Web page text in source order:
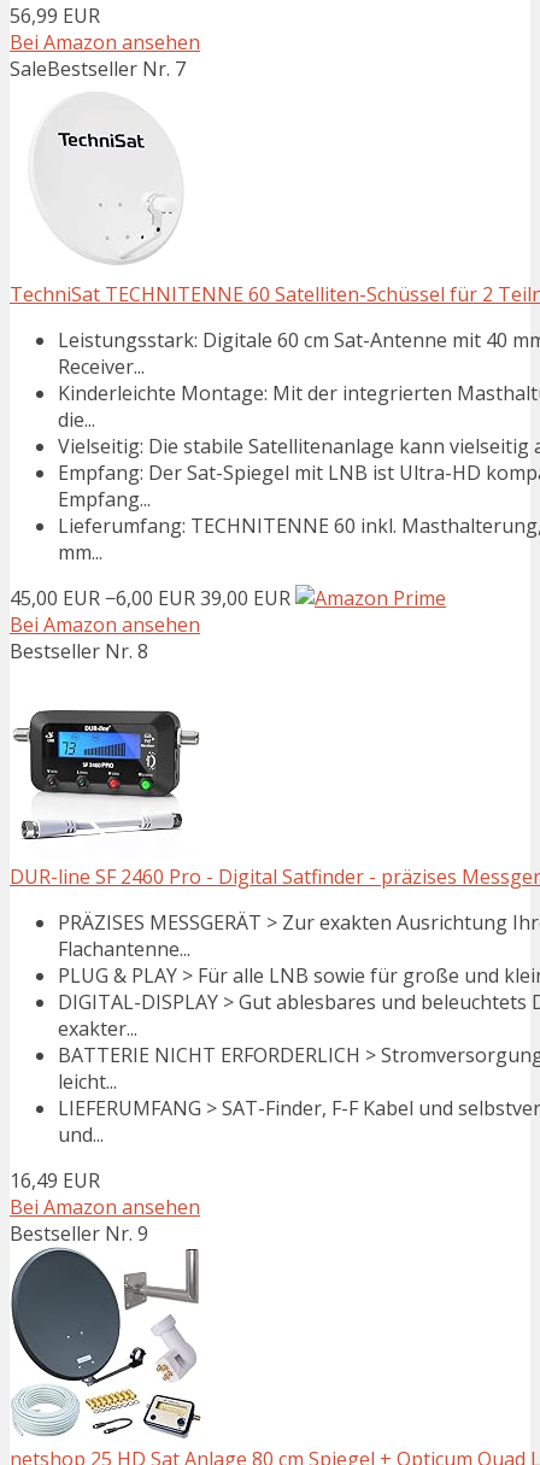
56,99 EUR
Bei Amazon ansehen
SaleBestseller Nr. 7
TechniSat TECHNITENNE 60 Satelliten-Schüssel für 2
Leistungsstark: Digitale 60 cm Sat-Antenne mit 40
Receiver...
Kinderleichte Montage: Mit der integrierten
die...
Vielseitig: Die stabile Satellitenanlage kann vielseitig
Empfang: Der Sat-Spiegel mit LNB ist Ultra-HD
Empfang...
Lieferumfang: TECHNITENNE 60 inkl.
mm...
45,00 EUR −6,00 EUR39,00 EUR
Bei Amazon ansehen
Bestseller Nr. 8
DUR-line SF 2460 Pro - Digital Satfinder - präzises
PRÄZISES MESSGERÄT > Zur exakten
Flachantenne...
PLUG & PLAY > Für alle LNB sowie für große und
DIGITAL-DISPLAY > Gut ablesbares und
exakter...
BATTERIE NICHT ERFORDERLICH >
leicht...
LIEFERUMFANG > SAT-Finder, F-F Kabel und
und...
16,49 EUR
Bei Amazon ansehen
Bestseller Nr. 9
netshop 25 HD Sat Anlage 80 cm Spiegel + Opticum Quad